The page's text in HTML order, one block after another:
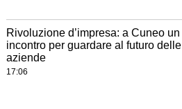
Rivoluzione d’impresa: a Cuneo un
incontro per guardare al futuro delle
aziende
17:06